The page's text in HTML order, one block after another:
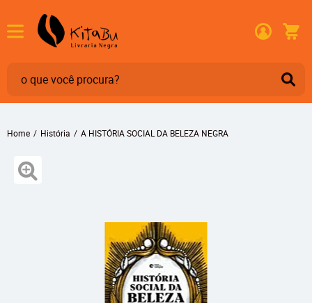
Home História A HISTÓRIA SOCIAL DA BELEZA NEGRA